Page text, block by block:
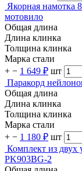
Якорная намотка
мотовило
Общая длина
Длина клинка
Толщина клинка
Марка стали
+ − 1 649 ₽ шт
Паракорд
Общая длина
Длина клинка
Толщина клинка
Марка стали
+ − 1 180 ₽ шт
Комплект из двух
PK903BG-2